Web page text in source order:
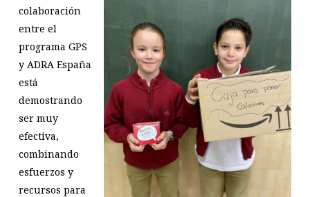
colaboración
entre el
programa GPS
y ADRA España
está
demostrando
ser muy
efectiva,
combinando
esfuerzos y
recursos para